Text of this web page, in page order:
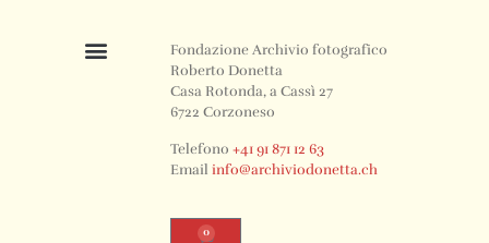
Fondazione Archivio fotografico
Roberto Donetta
Casa Rotonda, a Cassì 27
6722 Corzoneso
Telefono+41 91 871 12 63
Emailinfo@archiviodonetta.ch
0